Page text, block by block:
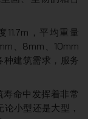
，平均重量
、8mm、10mm
建筑需求，服务
命中发挥着非常
小型还是大型，